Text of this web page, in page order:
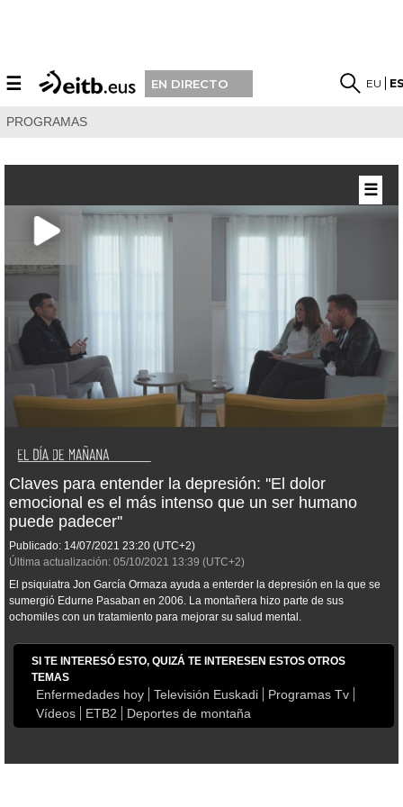
☰ EN DIRECTO EU
PROGRAMAS
Claves para entender la depresión: ''El dolor
emocional es el más intenso que un ser humano
puede padecer''
Publicado: 14/07/2021 23:20 (UTC+2)
Última actualización: 05/10/2021 13:39 (UTC+2)
El psiquiatra Jon García Ormaza ayuda a enterder la depresión en la que se
sumergió Edurne Pasaban en 2006. La montañera hizo parte de sus
ochomiles con un tratamiento para mejorar su salud mental.
SI TE INTERESÓ ESTO, QUIZÁ TE INTERESEN ESTOS OTROS
TEMAS
Enfermedades hoy Televisión Euskadi
Programas Tv
Vídeos
ETB2 Deportes de montaña
☰